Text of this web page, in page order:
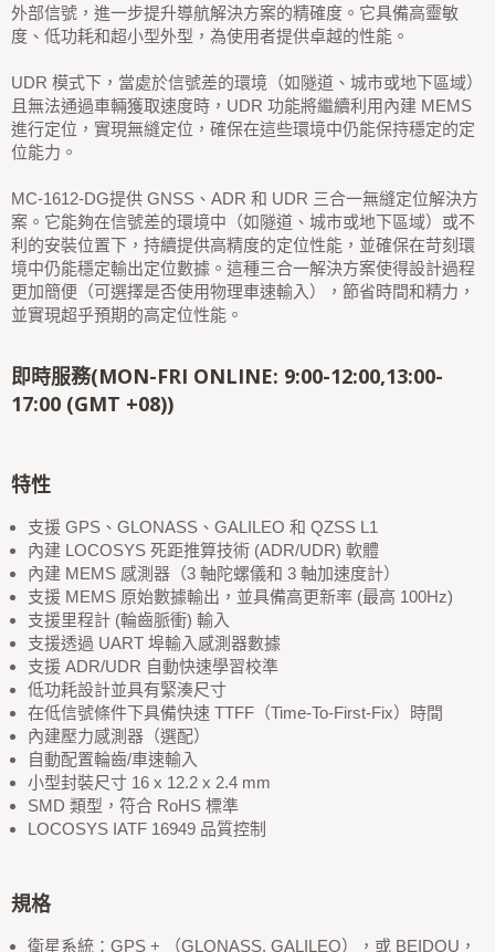
外部信號，進一步提升導航解決方案的精確度。它具備高靈敏
度、低功耗和超小型外型，為使用者提供卓越的性能。
UDR 模式下，當處於信號差的環境（如隧道、城市或地下區域）
且無法通過車輛獲取速度時，UDR 功能將繼續利用內建 MEMS
進行定位，實現無縫定位，確保在這些環境中仍能保持穩定的定
位能力。
MC-1612-DG提供 GNSS、ADR 和 UDR 三合一無縫定位解決方
案。它能夠在信號差的環境中（如隧道、城市或地下區域）或不
利的安裝位置下，持續提供高精度的定位性能，並確保在苛刻環
境中仍能穩定輸出定位數據。這種三合一解決方案使得設計過程
更加簡便（可選擇是否使用物理車速輸入），節省時間和精力，
並實現超乎預期的高定位性能。
即時服務(MON-FRI ONLINE: 9:00-12:00,13:00-
17:00 (GMT +08))
特性
支援 GPS、GLONASS、GALILEO 和 QZSS L1
內建 LOCOSYS 死距推算技術 (ADR/UDR) 軟體
內建 MEMS 感測器（3 軸陀螺儀和 3 軸加速度計）
支援 MEMS 原始數據輸出，並具備高更新率 (最高 100Hz)
支援里程計 (輪齒脈衝) 輸入
支援透過 UART 埠輸入感測器數據
支援 ADR/UDR 自動快速學習校準
低功耗設計並具有緊湊尺寸
在低信號條件下具備快速 TTFF（Time-To-First-Fix）時間
內建壓力感測器（選配）
自動配置輪齒/車速輸入
小型封裝尺寸 16 x 12.2 x 2.4 mm
SMD 類型，符合 RoHS 標準
LOCOSYS IATF 16949 品質控制
規格
衛星系統：GPS + （GLONASS, GALILEO），或 BEIDOU，